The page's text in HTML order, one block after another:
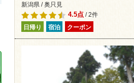
新潟県 / 奥只見
4.5点/ 2件
日帰り 宿泊 クーポン